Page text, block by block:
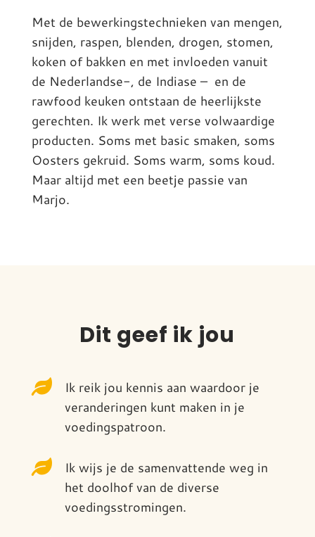
Met de bewerkingstechnieken van mengen,
snijden, raspen, blenden, drogen, stomen,
koken of bakken en met invloeden vanuit
de Nederlandse-, de Indiase – en de
rawfood keuken ontstaan de heerlijkste
gerechten. Ik werk met verse volwaardige
producten. Soms met basic smaken, soms
Oosters gekruid. Soms warm, soms koud.
Maar altijd met een beetje passie van
Marjo.
Dit geef ik jou

Ik reik jou kennis aan waardoor je
veranderingen kunt maken in je
voedingspatroon.

Ik wijs je de samenvattende weg in
het doolhof van de diverse
voedingsstromingen.